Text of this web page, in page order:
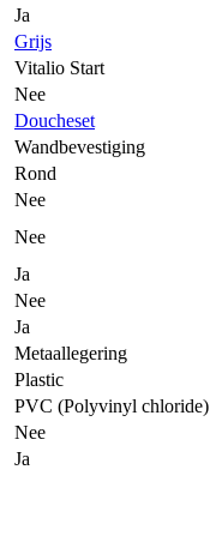
Ja
Grijs
Vitalio Start
Nee
Doucheset
Wandbevestiging
Rond
Nee
Nee
Ja
Nee
Ja
Metaallegering
Plastic
PVC (Polyvinyl chloride)
Nee
Ja